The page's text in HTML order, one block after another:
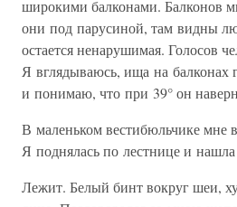
широкими балконами. Балконов
они под парусиной, там видны
остается ненарушимая. Голосов
Я вглядываюсь, ища на балконах
и понимаю, что при 39° он
В маленьком вестибюльчике мне
Я поднялась по лестнице и
Лежит. Белый бинт вокруг шеи,